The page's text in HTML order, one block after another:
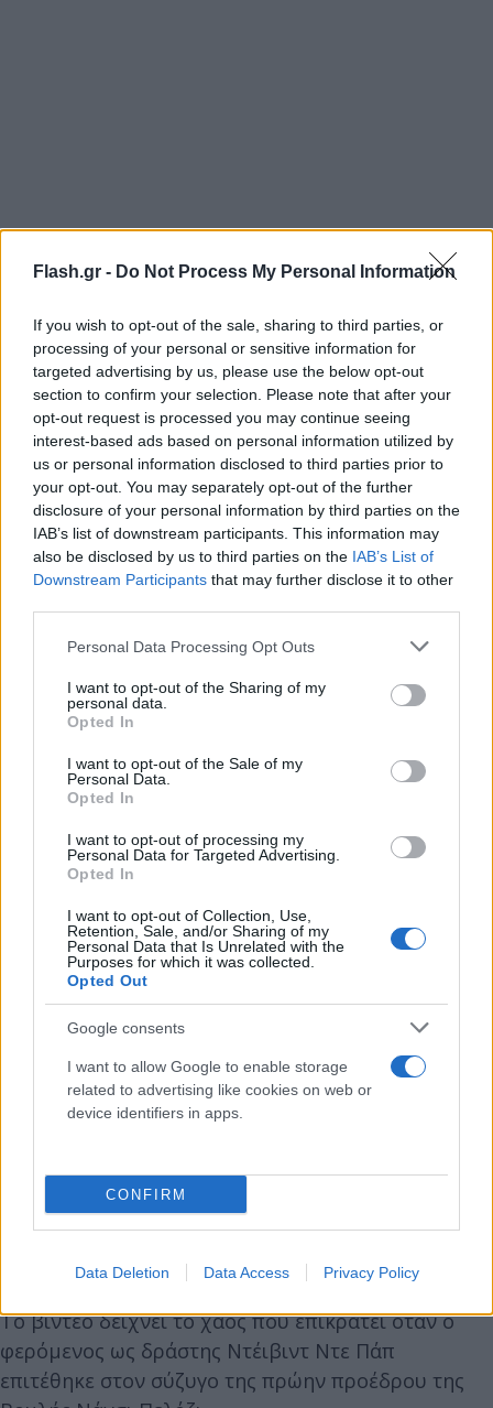
Flash.gr - Do Not Process My Personal Information
If you wish to opt-out of the sale, sharing to third parties, or
processing of your personal or sensitive information for
targeted advertising by us, please use the below opt-out
section to confirm your selection. Please note that after your
opt-out request is processed you may continue seeing
interest-based ads based on personal information utilized by
us or personal information disclosed to third parties prior to
your opt-out. You may separately opt-out of the further
disclosure of your personal information by third parties on the
IAB’s list of downstream participants. This information may
also be disclosed by us to third parties on the IAB’s List of
Downstream Participants that may further disclose it to other
Please note that this website/app uses one or more Google
not limited to your visit or usage behaviour. You may click to
grant or deny consent to Google and its third-party tags to
use your data for below specified purposes in below Google
consent section.
Personal Data Processing Opt Outs
I want to opt-out of the Sharing of my
personal data.
Opted In
I want to opt-out of the Sale of my
Personal Data.
Opted In
I want to opt-out of processing my
Personal Data for Targeted Advertising.
Opted In
I want to opt-out of Collection, Use,
Retention, Sale, and/or Sharing of my
Personal Data that Is Unrelated with the
Purposes for which it was collected.
Opted Out
Google consents
I want to allow Google to enable storage
related to advertising like cookies on web or
device identifiers in apps.
CONFIRM
Data Deletion Data Access Privacy Policy
Το βίντεο ντοκουμέντο μαζί με το ηχητικό
απόσπασμα δημοσίευσε το Ανώτατο Δικαστήριο
του Σαν Φρανσίσκο.
To βίντεο δείχνει πλάνα από κάμερα σώματος
αστυνομικών που έφτασαν στο σπίτι του Πολ
Πελόζι στις 28 Οκτωβρίου 2022, όταν του
επιτέθηκαν.
Το βίντεο δείχνει το χάος που επικρατεί όταν ο
φερόμενος ως δράστης Ντέιβιντ Ντε Πάπ
επιτέθηκε στον σύζυγο της πρώην προέδρου της